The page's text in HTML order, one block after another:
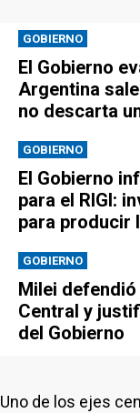
GOBIERNO
El Gobierno
Argentina
no descarta
GOBIERNO
El Gobierno
para el RIGI:
para producir
GOBIERNO
Milei
Central y
del Gobierno
Uno de los ejes